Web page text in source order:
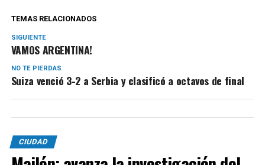
TEMAS RELACIONADOS
SIGUIENTE
VAMOS ARGENTINA!
NO TE PIERDAS
Suiza venció 3-2 a Serbia y clasificó a octavos de final
CIUDAD